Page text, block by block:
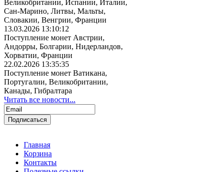
Великобритании, Испании, Италии,
Сан-Марино, Литвы, Мальты,
Словакии, Венгрии, Франции
13.03.2026 13:10:12
Поступление монет Австрии,
Андорры, Болгарии, Нидерландов,
Хорватии, Франции
22.02.2026 13:35:35
Поступление монет Ватикана,
Португалии, Великобритании,
Канады, Гибралтара
Читать все новости...
Главная
Корзина
Контакты